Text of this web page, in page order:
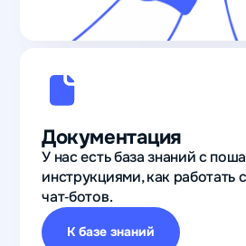
Документация
У нас есть база знаний с
инструкциями, как работать
чат‑ботов.
К базе знаний